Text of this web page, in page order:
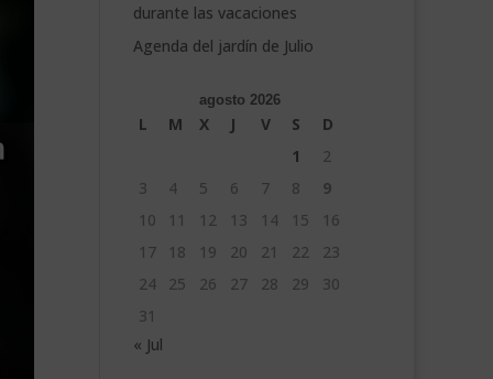
durante las vacaciones
Agenda del jardín de Julio
agosto 2026
L M X J V S
D
1
2
3
4 5 6 7 8
9
10
11 12 13 14 15
16
17
18 19 20 21 22
23
24
25 26 27 28 29
30
31
« Jul